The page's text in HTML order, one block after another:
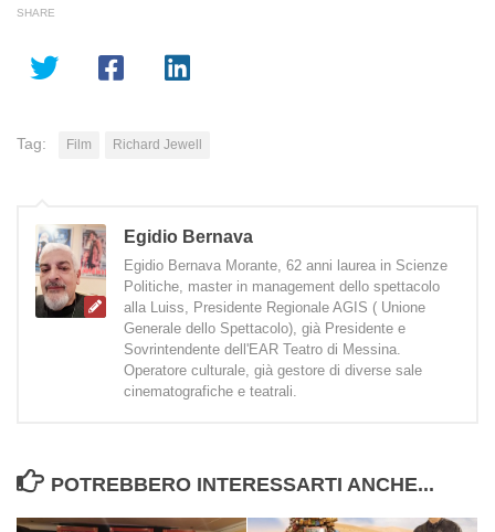
SHARE
Tag: Film Richard Jewell
Egidio Bernava
Egidio Bernava Morante, 62 anni laurea in Scienze
Politiche, master in management dello spettacolo
alla Luiss, Presidente Regionale AGIS ( Unione
Generale dello Spettacolo), già Presidente e
Sovrintendente dell'EAR Teatro di Messina.
Operatore culturale, già gestore di diverse sale
cinematografiche e teatrali.
POTREBBERO INTERESSARTI ANCHE...